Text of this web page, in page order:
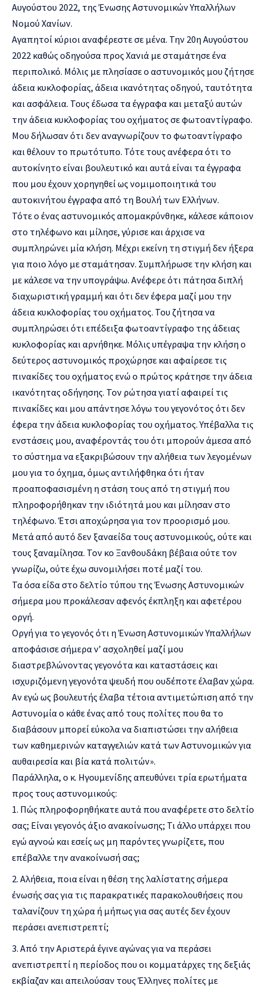
Αυγούστου 2022, της Ένωσης Αστυνομικών Υπαλλήλων
Νομού Χανίων.
Αγαπητοί κύριοι αναφέρεστε σε μένα. Την 20η Αυγούστου
2022 καθώς οδηγούσα προς Χανιά με σταμάτησε ένα
περιπολικό. Μόλις με πλησίασε ο αστυνομικός μου ζήτησε
άδεια κυκλοφορίας, άδεια ικανότητας οδηγού, ταυτότητα
και ασφάλεια. Τους έδωσα τα έγγραφα και μεταξύ αυτών
την άδεια κυκλοφορίας του οχήματος σε φωτοαντίγραφο.
Μου δήλωσαν ότι δεν αναγνωρίζουν το φωτοαντίγραφο
και θέλουν το πρωτότυπο. Τότε τους ανέφερα ότι το
αυτοκίνητο είναι βουλευτικό και αυτά είναι τα έγγραφα
που μου έχουν χορηγηθεί ως νομιμοποιητικά του
αυτοκινήτου έγγραφα από τη Βουλή των Ελλήνων.
Τότε ο ένας αστυνομικός απομακρύνθηκε, κάλεσε κάποιον
στο τηλέφωνο και μίλησε, γύρισε και άρχισε να
συμπληρώνει μία κλήση. Μέχρι εκείνη τη στιγμή δεν ήξερα
για ποιο λόγο με σταμάτησαν. Συμπλήρωσε την κλήση και
με κάλεσε να την υπογράψω. Ανέφερε ότι πάτησα διπλή
διαχωριστική γραμμή και ότι δεν έφερα μαζί μου την
άδεια κυκλοφορίας του οχήματος. Του ζήτησα να
συμπληρώσει ότι επέδειξα φωτοαντίγραφο της άδειας
κυκλοφορίας και αρνήθηκε. Μόλις υπέγραψα την κλήση ο
δεύτερος αστυνομικός προχώρησε και αφαίρεσε τις
πινακίδες του οχήματος ενώ ο πρώτος κράτησε την άδεια
ικανότητας οδήγησης. Τον ρώτησα γιατί αφαιρεί τις
πινακίδες και μου απάντησε λόγω του γεγονότος ότι δεν
έφερα την άδεια κυκλοφορίας του οχήματος. Υπέβαλλα τις
ενστάσεις μου, αναφέροντάς του ότι μπορούν άμεσα από
το σύστημα να εξακριβώσουν την αλήθεια των λεγομένων
μου για το όχημα, όμως αντιλήφθηκα ότι ήταν
προαποφασισμένη η στάση τους από τη στιγμή που
πληροφορήθηκαν την ιδιότητά μου και μίλησαν στο
τηλέφωνο. Έτσι αποχώρησα για τον προορισμό μου.
Μετά από αυτό δεν ξαναείδα τους αστυνομικούς, ούτε και
τους ξαναμίλησα. Τον κο Ξανθουδάκη βέβαια ούτε τον
γνωρίζω, ούτε έχω συνομιλήσει ποτέ μαζί του.
Τα όσα είδα στο δελτίο τύπου της Ένωσης Αστυνομικών
σήμερα μου προκάλεσαν αφενός έκπληξη και αφετέρου
οργή.
Οργή για το γεγονός ότι η Ένωση Αστυνομικών Υπαλλήλων
αποφάσισε σήμερα ν’ ασχοληθεί μαζί μου
διαστρεβλώνοντας γεγονότα και καταστάσεις και
ισχυριζόμενη γεγονότα ψευδή που ουδέποτε έλαβαν χώρα.
Αν εγώ ως βουλευτής έλαβα τέτοια αντιμετώπιση από την
Αστυνομία ο κάθε ένας από τους πολίτες που θα το
διαβάσουν μπορεί εύκολα να διαπιστώσει την αλήθεια
των καθημερινών καταγγελιών κατά των Αστυνομικών για
αυθαιρεσία και βία κατά πολιτών».
Παράλληλα, ο κ. Ηγουμενίδης απευθύνει τρία ερωτήματα
προς τους αστυνομικούς:
Πώς πληροφορηθήκατε αυτά που αναφέρετε στο δελτίο
σας; Είναι γεγονός άξιο ανακοίνωσης; Τι άλλο υπάρχει που
εγώ αγνοώ και εσείς ως μη παρόντες γνωρίζετε, που
επέβαλλε την ανακοίνωσή σας;
Αλήθεια, ποια είναι η θέση της λαλίστατης σήμερα
ένωσής σας για τις παρακρατικές παρακολουθήσεις που
ταλανίζουν τη χώρα ή μήπως για σας αυτές δεν έχουν
περάσει ανεπιστρεπτί;
Από την Αριστερά έγινε αγώνας για να περάσει
ανεπιστρεπτί η περίοδος που οι κομματάρχες της δεξιάς
εκβίαζαν και απειλούσαν τους Έλληνες πολίτες με